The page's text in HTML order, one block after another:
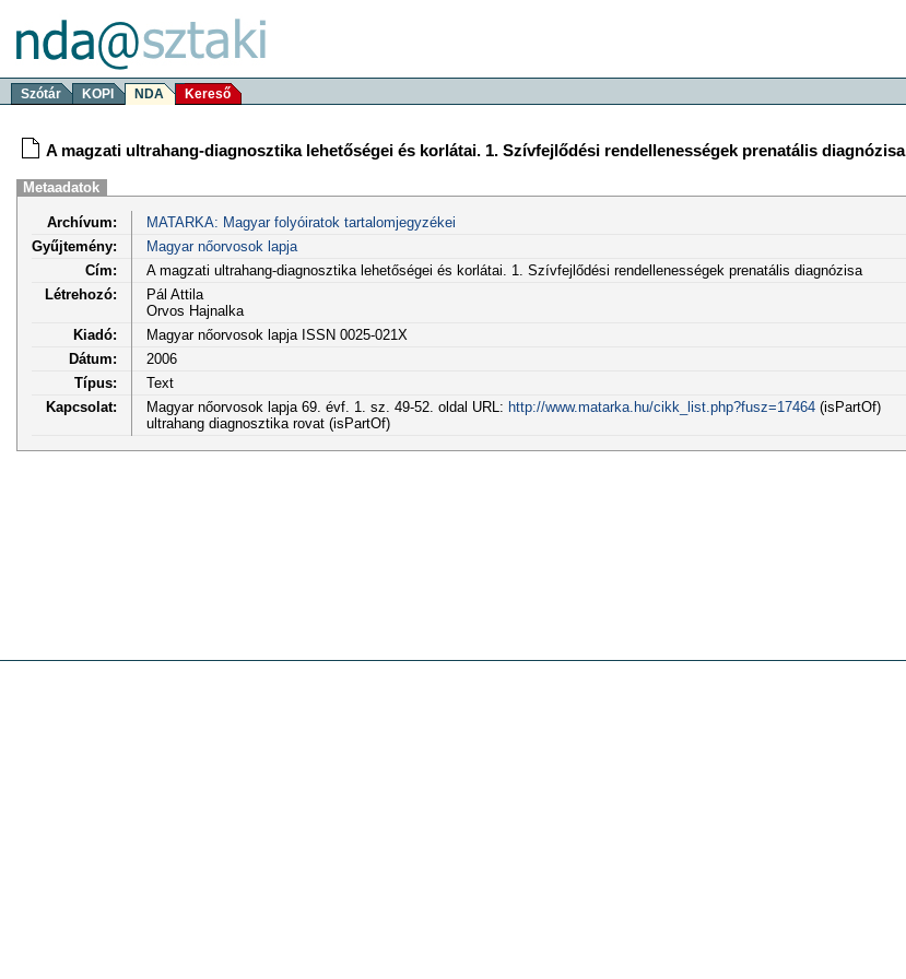
Szótár KOPI NDA Kereső
A magzati ultrahang-diagnosztika lehetőségei és korlátai. 1. Szívfejlődési rendellenességek prenatális diagnózisa
Metaadatok
Archívum:
MATARKA: Magyar folyóiratok tartalomjegyzékei
Gyűjtemény:
Magyar nőorvosok lapja
Cím:
A magzati ultrahang-diagnosztika lehetőségei és korlátai. 1. Szívfejlődési rendellenességek prenatális diagnózisa
Létrehozó:
Pál Attila
Orvos Hajnalka
Kiadó:
Magyar nőorvosok lapja ISSN 0025-021X
Dátum:
2006
Típus:
Text
Kapcsolat:
Magyar nőorvosok lapja 69. évf. 1. sz. 49-52. oldal URL: http://www.matarka.hu/cikk_list.php?fusz=17464(isPartOf)
ultrahang diagnosztika rovat (isPartOf)